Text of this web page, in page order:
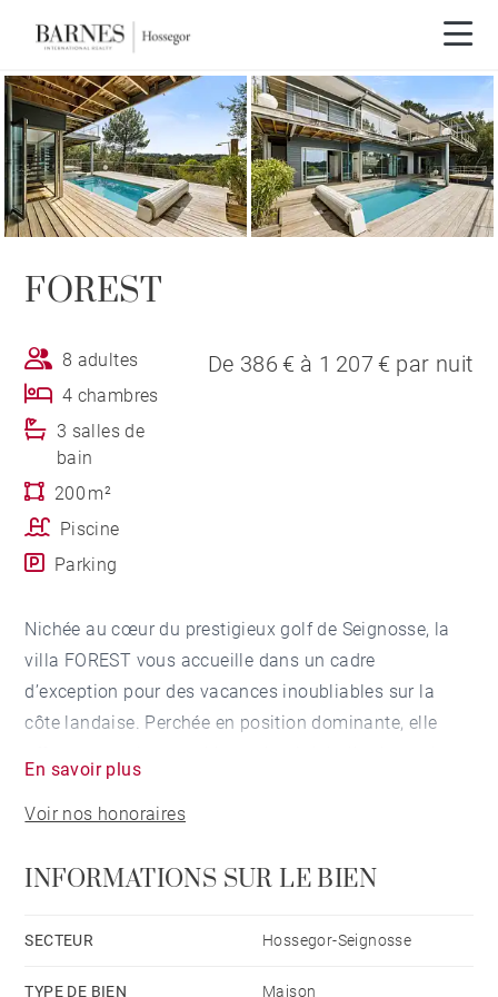
FOREST
8 adultes
4 chambres
3 salles de
bain
200 m²
Piscine
Parking
De 386 € à 1 207 € par nuit
Nichée au cœur du prestigieux golf de Seignosse, la
villa FOREST vous accueille dans un cadre
d’exception pour des vacances inoubliables sur la
côte landaise. Perchée en position dominante, elle
Pyrénées. Grâce à ses larges ouvertures, chaque pièce
de la maison vous permet de profiter pleinement de ce
En savoir plus
Voir nos honoraires
INFORMATIONS SUR LE BIEN
SECTEUR Hossegor-Seignosse
TYPE DE BIEN Maison